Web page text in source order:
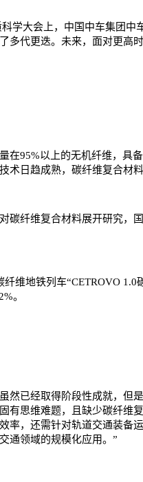
学大会上，中国中车集团
多代更迭。未来，面对更
95%以上的无机纤维，具
术日趋成熟，碳纤维复合材
纤维复合材料展开研究，
地铁列车“CETROVO 1.0
。
已经取得阶段性成就，但是
有思维难题，且缺少碳纤
率，还需针对轨道交通装
通领域的规模化应用。”